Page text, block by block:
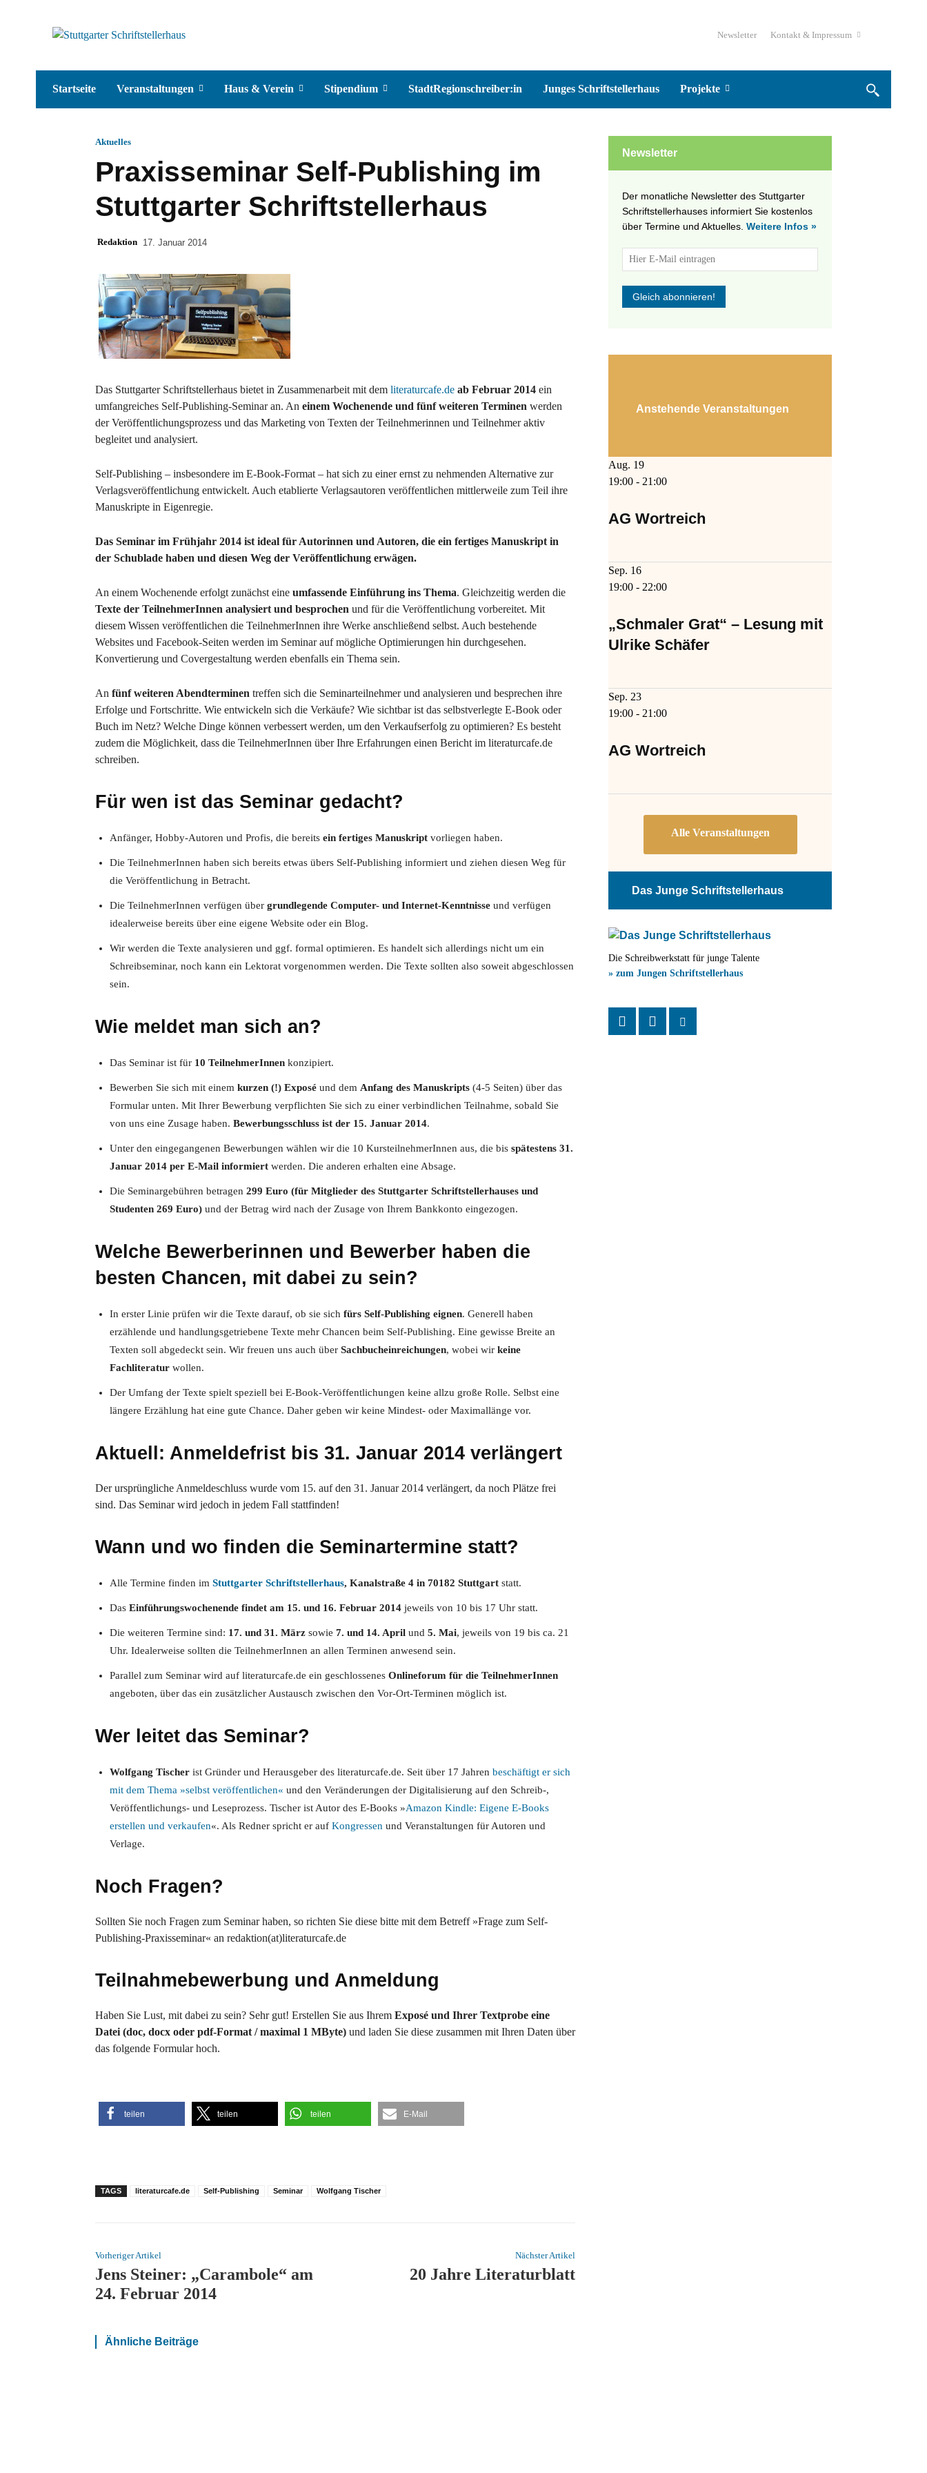
Newsletter Kontakt & Impressum
Startseite Veranstaltungen Haus & Verein Stipendium StadtRegionschreiber:in Junges Schriftstellerhaus Projekte
Aktuelles
Praxisseminar Self-Publishing im
Stuttgarter Schriftstellerhaus
Redaktion 17. Januar 2014
Das Stuttgarter Schriftstellerhaus bietet in Zusammenarbeit mit dem literaturcafe.de ab Februar 2014 ein
umfangreiches Self-Publishing-Seminar an. An einem Wochenende und fünf weiteren Terminen werden
der Veröffentlichungsprozess und das Marketing von Texten der Teilnehmerinnen und Teilnehmer aktiv
begleitet und analysiert.
Self-Publishing – insbesondere im E-Book-Format – hat sich zu einer ernst zu nehmenden Alternative zur
Verlagsveröffentlichung entwickelt. Auch etablierte Verlagsautoren veröffentlichen mittlerweile zum Teil ihre
Manuskripte in Eigenregie.
Das Seminar im Frühjahr 2014 ist ideal für Autorinnen und Autoren, die ein fertiges Manuskript in
der Schublade haben und diesen Weg der Veröffentlichung erwägen.
An einem Wochenende erfolgt zunächst eine umfassende Einführung ins Thema. Gleichzeitig werden die
Texte der TeilnehmerInnen analysiert und besprochen und für die Veröffentlichung vorbereitet. Mit
diesem Wissen veröffentlichen die TeilnehmerInnen ihre Werke anschließend selbst. Auch bestehende
Websites und Facebook-Seiten werden im Seminar auf mögliche Optimierungen hin durchgesehen.
Konvertierung und Covergestaltung werden ebenfalls ein Thema sein.
An fünf weiteren Abendterminen treffen sich die Seminarteilnehmer und analysieren und besprechen ihre
Erfolge und Fortschritte. Wie entwickeln sich die Verkäufe? Wie sichtbar ist das selbstverlegte E-Book oder
Buch im Netz? Welche Dinge können verbessert werden, um den Verkaufserfolg zu optimieren? Es besteht
zudem die Möglichkeit, dass die TeilnehmerInnen über Ihre Erfahrungen einen Bericht im literaturcafe.de
schreiben.
Für wen ist das Seminar gedacht?
Anfänger, Hobby-Autoren und Profis, die bereits ein fertiges Manuskript vorliegen haben.
Die TeilnehmerInnen haben sich bereits etwas übers Self-Publishing informiert und ziehen diesen Weg für
die Veröffentlichung in Betracht.
Die TeilnehmerInnen verfügen über grundlegende Computer- und Internet-Kenntnisse und verfügen
idealerweise bereits über eine eigene Website oder ein Blog.
Wir werden die Texte analysieren und ggf. formal optimieren. Es handelt sich allerdings nicht um ein
Schreibseminar, noch kann ein Lektorat vorgenommen werden. Die Texte sollten also soweit abgeschlossen
sein.
Wie meldet man sich an?
Das Seminar ist für 10 TeilnehmerInnen konzipiert.
Bewerben Sie sich mit einem kurzen (!) Exposé und dem Anfang des Manuskripts (4-5 Seiten) über das
Formular unten. Mit Ihrer Bewerbung verpflichten Sie sich zu einer verbindlichen Teilnahme, sobald Sie
von uns eine Zusage haben. Bewerbungsschluss ist der 15. Januar 2014.
Unter den eingegangenen Bewerbungen wählen wir die 10 KursteilnehmerInnen aus, die bis spätestens 31.
Januar 2014 per E-Mail informiert werden. Die anderen erhalten eine Absage.
Die Seminargebühren betragen 299 Euro (für Mitglieder des Stuttgarter Schriftstellerhauses und
Studenten 269 Euro) und der Betrag wird nach der Zusage von Ihrem Bankkonto eingezogen.
Welche Bewerberinnen und Bewerber haben die
besten Chancen, mit dabei zu sein?
In erster Linie prüfen wir die Texte darauf, ob sie sich fürs Self-Publishing eignen. Generell haben
erzählende und handlungsgetriebene Texte mehr Chancen beim Self-Publishing. Eine gewisse Breite an
Texten soll abgedeckt sein. Wir freuen uns auch über Sachbucheinreichungen, wobei wir keine
Fachliteratur wollen.
Der Umfang der Texte spielt speziell bei E-Book-Veröffentlichungen keine allzu große Rolle. Selbst eine
längere Erzählung hat eine gute Chance. Daher geben wir keine Mindest- oder Maximallänge vor.
Aktuell: Anmeldefrist bis 31. Januar 2014 verlängert
Der ursprüngliche Anmeldeschluss wurde vom 15. auf den 31. Januar 2014 verlängert, da noch Plätze frei
sind. Das Seminar wird jedoch in jedem Fall stattfinden!
Wann und wo finden die Seminartermine statt?
Alle Termine finden im Stuttgarter Schriftstellerhaus, Kanalstraße 4 in 70182 Stuttgart statt.
Das Einführungswochenende findet am 15. und 16. Februar 2014 jeweils von 10 bis 17 Uhr statt.
Die weiteren Termine sind: 17. und 31. März sowie 7. und 14. April und 5. Mai, jeweils von 19 bis ca. 21
Uhr. Idealerweise sollten die TeilnehmerInnen an allen Terminen anwesend sein.
Parallel zum Seminar wird auf literaturcafe.de ein geschlossenes Onlineforum für die TeilnehmerInnen
angeboten, über das ein zusätzlicher Austausch zwischen den Vor-Ort-Terminen möglich ist.
Wer leitet das Seminar?
Wolfgang Tischer ist Gründer und Herausgeber des literaturcafe.de. Seit über 17 Jahren beschäftigt er sich
mit dem Thema »selbst veröffentlichen« und den Veränderungen der Digitalisierung auf den Schreib-,
Veröffentlichungs- und Leseprozess. Tischer ist Autor des E-Books »Amazon Kindle: Eigene E-Books
erstellen und verkaufen«. Als Redner spricht er auf Kongressen und Veranstaltungen für Autoren und
Verlage.
Noch Fragen?
Sollten Sie noch Fragen zum Seminar haben, so richten Sie diese bitte mit dem Betreff »Frage zum Self-
Publishing-Praxisseminar« an redaktion(at)literaturcafe.de
Teilnahmebewerbung und Anmeldung
Haben Sie Lust, mit dabei zu sein? Sehr gut! Erstellen Sie aus Ihrem Exposé und Ihrer Textprobe eine
Datei (doc, docx oder pdf-Format / maximal 1 MByte) und laden Sie diese zusammen mit Ihren Daten über
das folgende Formular hoch.
teilen teilen teilen E-Mail
TAGS literaturcafe.de Self-Publishing Seminar Wolfgang Tischer
Vorheriger Artikel
Jens Steiner: „Carambole“ am
24. Februar 2014
Nächster Artikel
20 Jahre Literaturblatt
Ähnliche Beiträge
Newsletter
Der monatliche Newsletter des Stuttgarter
Schriftstellerhauses informiert Sie kostenlos
über Termine und Aktuelles. Weitere Infos »
Anstehende Veranstaltungen
Aug. 19
19:00 - 21:00
AG Wortreich
Sep. 16
19:00 - 22:00
„Schmaler Grat“ – Lesung mit
Ulrike Schäfer
Sep. 23
19:00 - 21:00
AG Wortreich
Das Junge Schriftstellerhaus
Die Schreibwerkstatt für junge Talente
» zum Jungen Schriftstellerhaus